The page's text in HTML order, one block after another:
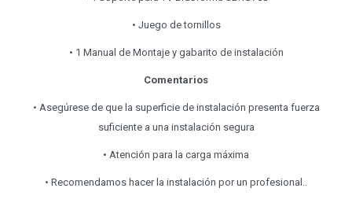
• Juego de tornillos
• 1 Manual de Montaje y gabarito de instalación
Comentarios
• Asegúrese de que la superficie de instalación presenta fuerza
suficiente a una instalación segura
• Atención para la carga máxima
• Recomendamos hacer la instalación por un profesional..